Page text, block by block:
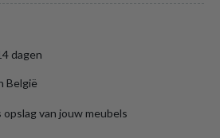
dagen
België
van jouw meubels